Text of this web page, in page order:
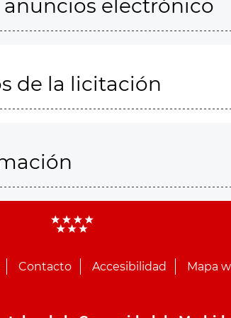
anuncios electrónico
de la licitación
Contacto Accesibilidad Mapa